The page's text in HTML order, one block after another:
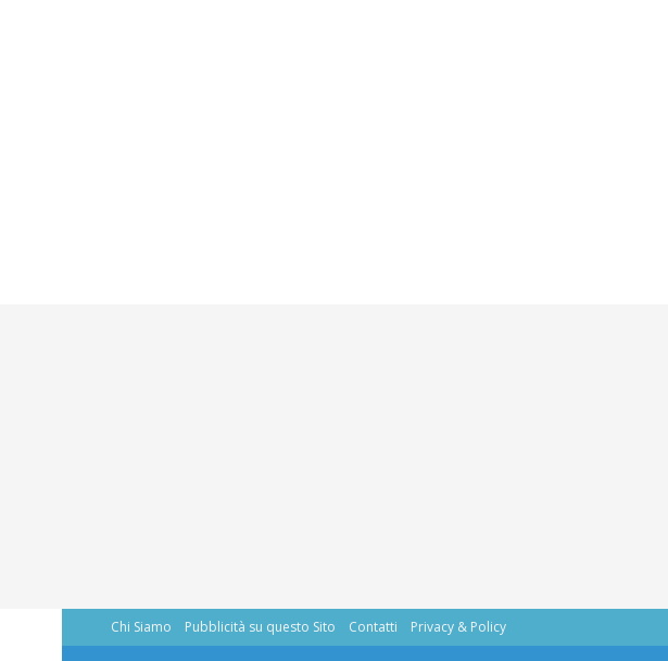
Chi Siamo Pubblicità su questo Sito Contatti Privacy & Policy